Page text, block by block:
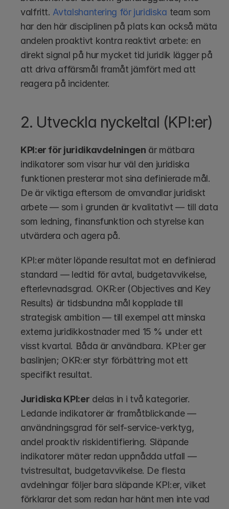
valfritt. Avtalshantering för juridiska team som
har den här disciplinen på plats kan också mäta
andelen proaktivt kontra reaktivt arbete: en
direkt signal på hur mycket tid juridik lägger på
att driva affärsmål framåt jämfört med att
reagera på incidenter.
2. Utveckla nyckeltal (KPI:er)
KPI:er för juridikavdelningen är mätbara
indikatorer som visar hur väl den juridiska
funktionen presterar mot sina definierade mål.
De är viktiga eftersom de omvandlar juridiskt
arbete — som i grunden är kvalitativt — till data
som ledning, finansfunktion och styrelse kan
utvärdera och agera på.
KPI:er mäter löpande resultat mot en definierad
standard — ledtid för avtal, budgetavvikelse,
efterlevnadsgrad. OKR:er (Objectives and Key
Results) är tidsbundna mål kopplade till
strategisk ambition — till exempel att minska
externa juridikkostnader med 15 % under ett
visst kvartal. Båda är användbara. KPI:er ger
baslinjen; OKR:er styr förbättring mot ett
specifikt resultat.
Juridiska KPI:er delas in i två kategorier.
Ledande indikatorer är framåtblickande —
användningsgrad för self-service-verktyg,
andel proaktiv riskidentifiering. Släpande
indikatorer mäter redan uppnådda utfall —
tvistresultat, budgetavvikelse. De flesta
avdelningar följer bara släpande KPI:er, vilket
förklarar det som redan har hänt men inte vad